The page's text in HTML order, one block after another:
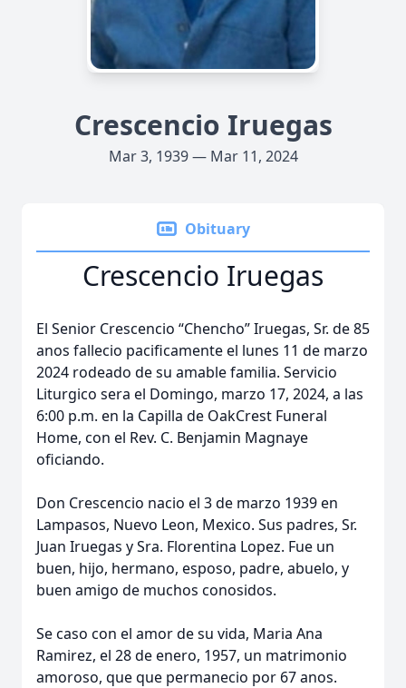
Crescencio Iruegas
Mar 3, 1939 — Mar 11, 2024
Obituary
Crescencio Iruegas
El Senior Crescencio “Chencho” Iruegas, Sr. de 85
anos fallecio pacificamente el lunes 11 de marzo
2024 rodeado de su amable familia. Servicio
Liturgico sera el Domingo, marzo 17, 2024, a las
6:00 p.m. en la Capilla de OakCrest Funeral
Home, con el Rev. C. Benjamin Magnaye
oficiando.
Don Crescencio nacio el 3 de marzo 1939 en
Lampasos, Nuevo Leon, Mexico. Sus padres, Sr.
Juan Iruegas y Sra. Florentina Lopez. Fue un
buen, hijo, hermano, esposo, padre, abuelo, y
buen amigo de muchos conosidos.
Se caso con el amor de su vida, Maria Ana
Ramirez, el 28 de enero, 1957, un matrimonio
amoroso, que que permanecio por 67 anos.